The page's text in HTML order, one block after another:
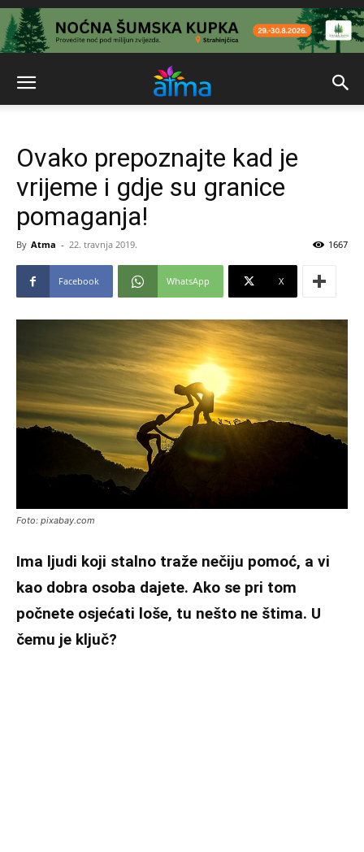
Ovako prepoznajte kad je
vrijeme i gdje su granice
pomaganja!
By Atma - 22. travnja 2019. 1667
Facebook WhatsApp X
Foto: pixabay.com
Ima ljudi koji stalno traže nečiju pomoć, a vi
kao dobra osoba dajete. Ako se pri tom
počnete osjećati loše, tu nešto ne štima. U
čemu je ključ?